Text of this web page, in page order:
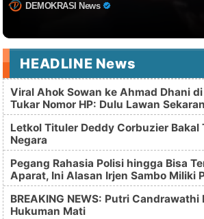
DEMOKRASI News
HEADLINE News
Viral Ahok Sowan ke Ahmad Dhani di
Tukar Nomor HP: Dulu Lawan
Letkol Tituler Deddy Corbuzier Bakal
Negara
Pegang Rahasia Polisi hingga Bisa
Aparat, Ini Alasan Irjen Sambo Miliki
BREAKING NEWS: Putri Candrawathi
Hukuman Mati